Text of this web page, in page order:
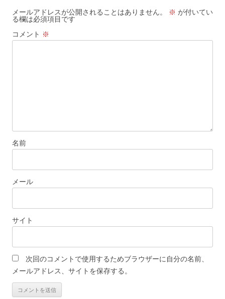
ー
シ
ョ
メールアドレスが公開されることはありません。 ※ が付いてい
る欄は必須項目です
コメント ※
名前
メール
サイト
次回のコメントで使用するためブラウザーに自分の名前、
メールアドレス、サイトを保存する。